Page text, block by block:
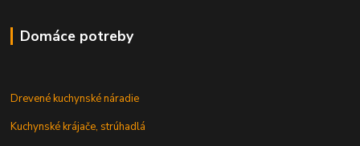
Domáce potreby
Drevené kuchynské náradie
Kuchynské krájače, strúhadlá